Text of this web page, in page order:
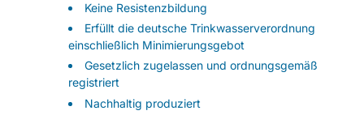
Keine Resistenzbildung
Erfüllt die deutsche Trinkwasserverordnung
einschließlich Minimierungsgebot
Gesetzlich zugelassen und ordnungsgemäß
registriert
Nachhaltig produziert